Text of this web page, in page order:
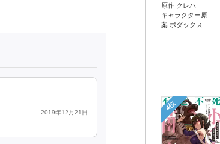
2019年12月21日
原作 クレハ
キャラクター原
案 ボダックス
4位